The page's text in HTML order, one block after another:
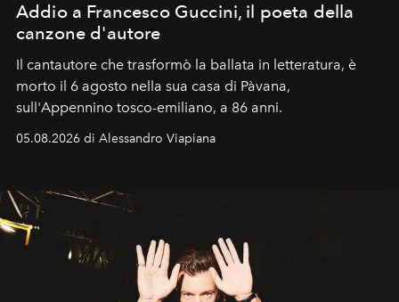
Addio a Francesco Guccini, il poeta della
canzone d'autore
Il cantautore che trasformò la ballata in letteratura, è
morto il 6 agosto nella sua casa di Pàvana,
sull'Appennino tosco-emiliano, a 86 anni.
05.08.2026 di Alessandro Viapiana